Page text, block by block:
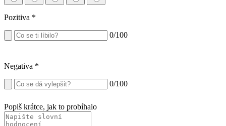
Pozitiva *
0/100
Negativa *
0/100
Popiš krátce, jak to probíhalo